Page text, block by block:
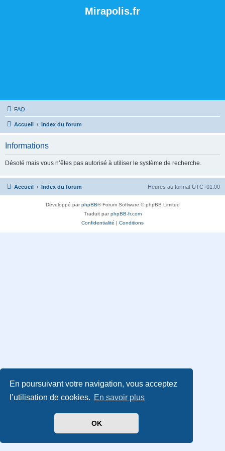
En poursuivant votre navigation, vous acceptez
l’utilisation de cookies. En savoir plus
OK
Mirapolis.fr
FAQ
Accueil Index du forum
Informations
Désolé mais vous n’êtes pas autorisé à utiliser le système de recherche.
Accueil Index du forum Heures au format UTC+01:00
Développé parphpBB® Forum Software © phpBB Limited
Traduit parphpBB-fr.com
Confidentialité | Conditions